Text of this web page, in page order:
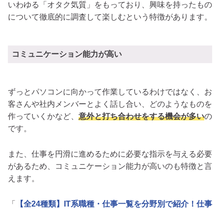
いわゆる「オタク気質」をもっており、興味を持ったもの
について徹底的に調査して楽しむという特徴があります。
コミュニケーション能力が高い
ずっとパソコンに向かって作業しているわけではなく、お
客さんや社内メンバーとよく話し合い、どのようなものを
作っていくかなど、 意外と打ち合わせをする機会が多いの
です。
また、仕事を円滑に進めるために必要な指示を与える必要
があるため、コミュニケーション能力が高いのも特徴と言
えます。
「
【全24種類】IT系職種・仕事一覧を分野別で紹介！仕事